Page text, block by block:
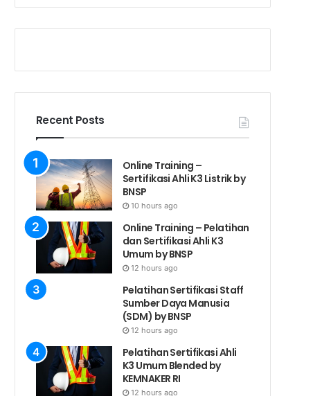
Recent Posts
Online Training –
Sertifikasi Ahli K3 Listrik by
BNSP
10 hours ago
Online Training – Pelatihan
dan Sertifikasi Ahli K3
Umum by BNSP
12 hours ago
Pelatihan Sertifikasi Staff
Sumber Daya Manusia
(SDM) by BNSP
12 hours ago
Pelatihan Sertifikasi Ahli
K3 Umum Blended by
KEMNAKER RI
12 hours ago